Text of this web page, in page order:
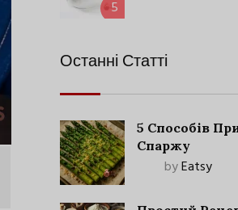
5
Останні Статті
5 Способів
Спаржу
byEatsy